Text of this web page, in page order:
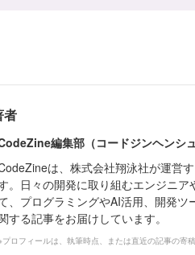
者
編集部（コードジンヘンシュ
は、株式会社翔泳社が運営
。日々の開発に取り組むエンジニ
、プログラミングやAI活用、開発
する記事をお届けしています。
プロフィールは、執筆時点、または直近の記事の寄